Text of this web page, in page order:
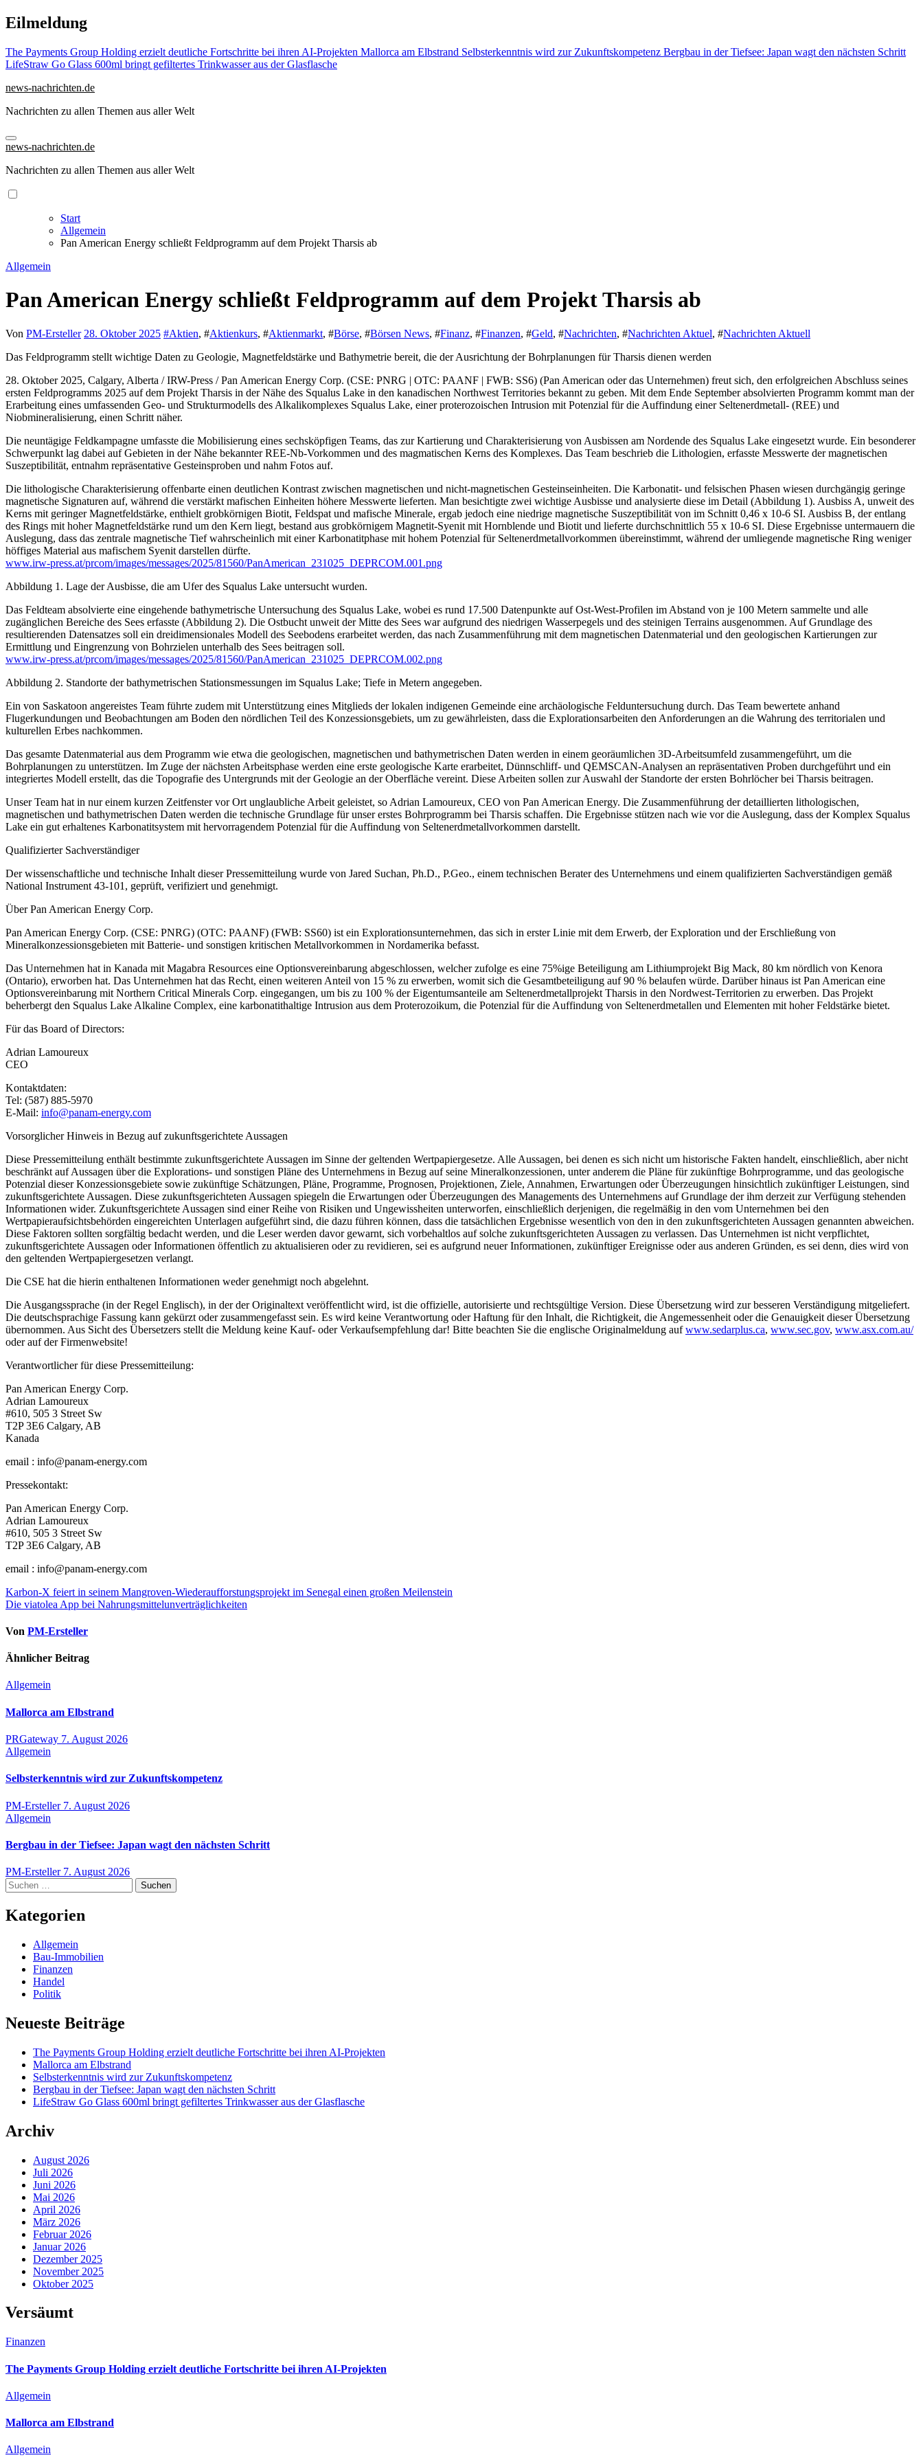
Zu
Inhalten
Eilmeldung
The Payments Group Holding erzielt deutliche Fortschritte bei ihren AI-Projekten Mallorca am Elbstrand Selbsterkenntnis wird zur Zukunftskompetenz Bergbau in der Tiefsee: Japan wagt den nächsten Schritt
LifeStraw Go Glass 600ml bringt gefiltertes Trinkwasser aus der Glasflasche
news-nachrichten.de
Nachrichten zu allen Themen aus aller Welt
news-nachrichten.de
Nachrichten zu allen Themen aus aller Welt
Start
Allgemein
Pan American Energy schließt Feldprogramm auf dem Projekt Tharsis ab
Allgemein
Pan American Energy schließt Feldprogramm auf dem Projekt Tharsis ab
Von PM-Ersteller 28. Oktober 2025 #Aktien, #Aktienkurs, #Aktienmarkt, #Börse, #Börsen News, #Finanz, #Finanzen, #Geld, #Nachrichten, #Nachrichten Aktuel, #Nachrichten Aktuell
Das Feldprogramm stellt wichtige Daten zu Geologie, Magnetfeldstärke und Bathymetrie bereit, die der Ausrichtung der Bohrplanungen für Tharsis dienen werden
28. Oktober 2025, Calgary, Alberta / IRW-Press / Pan American Energy Corp. (CSE: PNRG | OTC: PAANF | FWB: SS6) (Pan American oder das Unternehmen) freut sich, den erfolgreichen Abschluss seines
ersten Feldprogramms 2025 auf dem Projekt Tharsis in der Nähe des Squalus Lake in den kanadischen Northwest Territories bekannt zu geben. Mit dem Ende September absolvierten Programm kommt man der
Erarbeitung eines umfassenden Geo- und Strukturmodells des Alkalikomplexes Squalus Lake, einer proterozoischen Intrusion mit Potenzial für die Auffindung einer Seltenerdmetall- (REE) und
Niobmineralisierung, einen Schritt näher.
Die neuntägige Feldkampagne umfasste die Mobilisierung eines sechsköpfigen Teams, das zur Kartierung und Charakterisierung von Ausbissen am Nordende des Squalus Lake eingesetzt wurde. Ein besonderer
Schwerpunkt lag dabei auf Gebieten in der Nähe bekannter REE-Nb-Vorkommen und des magmatischen Kerns des Komplexes. Das Team beschrieb die Lithologien, erfasste Messwerte der magnetischen
Suszeptibilität, entnahm repräsentative Gesteinsproben und nahm Fotos auf.
Die lithologische Charakterisierung offenbarte einen deutlichen Kontrast zwischen magnetischen und nicht-magnetischen Gesteinseinheiten. Die Karbonatit- und felsischen Phasen wiesen durchgängig geringe
magnetische Signaturen auf, während die verstärkt mafischen Einheiten höhere Messwerte lieferten. Man besichtigte zwei wichtige Ausbisse und analysierte diese im Detail (Abbildung 1). Ausbiss A, unweit des
Kerns mit geringer Magnetfeldstärke, enthielt grobkörnigen Biotit, Feldspat und mafische Minerale, ergab jedoch eine niedrige magnetische Suszeptibilität von im Schnitt 0,46 x 10-6 SI. Ausbiss B, der entlang
des Rings mit hoher Magnetfeldstärke rund um den Kern liegt, bestand aus grobkörnigem Magnetit-Syenit mit Hornblende und Biotit und lieferte durchschnittlich 55 x 10-6 SI. Diese Ergebnisse untermauern die
Auslegung, dass das zentrale magnetische Tief wahrscheinlich mit einer Karbonatitphase mit hohem Potenzial für Seltenerdmetallvorkommen übereinstimmt, während der umliegende magnetische Ring weniger
höffiges Material aus mafischem Syenit darstellen dürfte.
www.irw-press.at/prcom/images/messages/2025/81560/PanAmerican_231025_DEPRCOM.001.png
Abbildung 1. Lage der Ausbisse, die am Ufer des Squalus Lake untersucht wurden.
Das Feldteam absolvierte eine eingehende bathymetrische Untersuchung des Squalus Lake, wobei es rund 17.500 Datenpunkte auf Ost-West-Profilen im Abstand von je 100 Metern sammelte und alle
zugänglichen Bereiche des Sees erfasste (Abbildung 2). Die Ostbucht unweit der Mitte des Sees war aufgrund des niedrigen Wasserpegels und des steinigen Terrains ausgenommen. Auf Grundlage des
resultierenden Datensatzes soll ein dreidimensionales Modell des Seebodens erarbeitet werden, das nach Zusammenführung mit dem magnetischen Datenmaterial und den geologischen Kartierungen zur
Ermittlung und Eingrenzung von Bohrzielen unterhalb des Sees beitragen soll.
www.irw-press.at/prcom/images/messages/2025/81560/PanAmerican_231025_DEPRCOM.002.png
Abbildung 2. Standorte der bathymetrischen Stationsmessungen im Squalus Lake; Tiefe in Metern angegeben.
Ein von Saskatoon angereistes Team führte zudem mit Unterstützung eines Mitglieds der lokalen indigenen Gemeinde eine archäologische Felduntersuchung durch. Das Team bewertete anhand
Flugerkundungen und Beobachtungen am Boden den nördlichen Teil des Konzessionsgebiets, um zu gewährleisten, dass die Explorationsarbeiten den Anforderungen an die Wahrung des territorialen und
kulturellen Erbes nachkommen.
Das gesamte Datenmaterial aus dem Programm wie etwa die geologischen, magnetischen und bathymetrischen Daten werden in einem georäumlichen 3D-Arbeitsumfeld zusammengeführt, um die
Bohrplanungen zu unterstützen. Im Zuge der nächsten Arbeitsphase werden eine erste geologische Karte erarbeitet, Dünnschliff- und QEMSCAN-Analysen an repräsentativen Proben durchgeführt und ein
integriertes Modell erstellt, das die Topografie des Untergrunds mit der Geologie an der Oberfläche vereint. Diese Arbeiten sollen zur Auswahl der Standorte der ersten Bohrlöcher bei Tharsis beitragen.
Unser Team hat in nur einem kurzen Zeitfenster vor Ort unglaubliche Arbeit geleistet, so Adrian Lamoureux, CEO von Pan American Energy. Die Zusammenführung der detaillierten lithologischen,
magnetischen und bathymetrischen Daten werden die technische Grundlage für unser erstes Bohrprogramm bei Tharsis schaffen. Die Ergebnisse stützen nach wie vor die Auslegung, dass der Komplex Squalus
Lake ein gut erhaltenes Karbonatitsystem mit hervorragendem Potenzial für die Auffindung von Seltenerdmetallvorkommen darstellt.
Qualifizierter Sachverständiger
Der wissenschaftliche und technische Inhalt dieser Pressemitteilung wurde von Jared Suchan, Ph.D., P.Geo., einem technischen Berater des Unternehmens und einem qualifizierten Sachverständigen gemäß
National Instrument 43-101, geprüft, verifiziert und genehmigt.
Über Pan American Energy Corp.
Pan American Energy Corp. (CSE: PNRG) (OTC: PAANF) (FWB: SS60) ist ein Explorationsunternehmen, das sich in erster Linie mit dem Erwerb, der Exploration und der Erschließung von
Mineralkonzessionsgebieten mit Batterie- und sonstigen kritischen Metallvorkommen in Nordamerika befasst.
Das Unternehmen hat in Kanada mit Magabra Resources eine Optionsvereinbarung abgeschlossen, welcher zufolge es eine 75%ige Beteiligung am Lithiumprojekt Big Mack, 80 km nördlich von Kenora
(Ontario), erworben hat. Das Unternehmen hat das Recht, einen weiteren Anteil von 15 % zu erwerben, womit sich die Gesamtbeteiligung auf 90 % belaufen würde. Darüber hinaus ist Pan American eine
Optionsvereinbarung mit Northern Critical Minerals Corp. eingegangen, um bis zu 100 % der Eigentumsanteile am Seltenerdmetallprojekt Tharsis in den Nordwest-Territorien zu erwerben. Das Projekt
beherbergt den Squalus Lake Alkaline Complex, eine karbonatithaltige Intrusion aus dem Proterozoikum, die Potenzial für die Auffindung von Seltenerdmetallen und Elementen mit hoher Feldstärke bietet.
Für das Board of Directors:
Adrian Lamoureux
CEO
Kontaktdaten:
Tel: (587) 885-5970
E-Mail: info@panam-energy.com
Vorsorglicher Hinweis in Bezug auf zukunftsgerichtete Aussagen
Diese Pressemitteilung enthält bestimmte zukunftsgerichtete Aussagen im Sinne der geltenden Wertpapiergesetze. Alle Aussagen, bei denen es sich nicht um historische Fakten handelt, einschließlich, aber nicht
beschränkt auf Aussagen über die Explorations- und sonstigen Pläne des Unternehmens in Bezug auf seine Mineralkonzessionen, unter anderem die Pläne für zukünftige Bohrprogramme, und das geologische
Potenzial dieser Konzessionsgebiete sowie zukünftige Schätzungen, Pläne, Programme, Prognosen, Projektionen, Ziele, Annahmen, Erwartungen oder Überzeugungen hinsichtlich zukünftiger Leistungen, sind
zukunftsgerichtete Aussagen. Diese zukunftsgerichteten Aussagen spiegeln die Erwartungen oder Überzeugungen des Managements des Unternehmens auf Grundlage der ihm derzeit zur Verfügung stehenden
Informationen wider. Zukunftsgerichtete Aussagen sind einer Reihe von Risiken und Ungewissheiten unterworfen, einschließlich derjenigen, die regelmäßig in den vom Unternehmen bei den
Wertpapieraufsichtsbehörden eingereichten Unterlagen aufgeführt sind, die dazu führen können, dass die tatsächlichen Ergebnisse wesentlich von den in den zukunftsgerichteten Aussagen genannten abweichen.
Diese Faktoren sollten sorgfältig bedacht werden, und die Leser werden davor gewarnt, sich vorbehaltlos auf solche zukunftsgerichteten Aussagen zu verlassen. Das Unternehmen ist nicht verpflichtet,
zukunftsgerichtete Aussagen oder Informationen öffentlich zu aktualisieren oder zu revidieren, sei es aufgrund neuer Informationen, zukünftiger Ereignisse oder aus anderen Gründen, es sei denn, dies wird von
den geltenden Wertpapiergesetzen verlangt.
Die CSE hat die hierin enthaltenen Informationen weder genehmigt noch abgelehnt.
Die Ausgangssprache (in der Regel Englisch), in der der Originaltext veröffentlicht wird, ist die offizielle, autorisierte und rechtsgültige Version. Diese Übersetzung wird zur besseren Verständigung mitgeliefert.
Die deutschsprachige Fassung kann gekürzt oder zusammengefasst sein. Es wird keine Verantwortung oder Haftung für den Inhalt, die Richtigkeit, die Angemessenheit oder die Genauigkeit dieser Übersetzung
übernommen. Aus Sicht des Übersetzers stellt die Meldung keine Kauf- oder Verkaufsempfehlung dar! Bitte beachten Sie die englische Originalmeldung aufwww.sedarplus.ca, www.sec.gov, www.asx.com.au/
oder auf der Firmenwebsite!
Verantwortlicher für diese Pressemitteilung:
Pan American Energy Corp.
Adrian Lamoureux
#610, 505 3 Street Sw
T2P 3E6 Calgary, AB
Kanada
email : info@panam-energy.com
Pressekontakt:
Pan American Energy Corp.
Adrian Lamoureux
#610, 505 3 Street Sw
T2P 3E6 Calgary, AB
email : info@panam-energy.com
Beitragsnavigation
Karbon-X feiert in seinem Mangroven-Wiederaufforstungsprojekt im Senegal einen großen Meilenstein
Die viatolea App bei Nahrungsmittelunverträglichkeiten
Von PM-Ersteller
Ähnlicher Beitrag
Allgemein
Mallorca am Elbstrand
PRGateway 7. August 2026
Allgemein
Selbsterkenntnis wird zur Zukunftskompetenz
PM-Ersteller 7. August 2026
Allgemein
Bergbau in der Tiefsee: Japan wagt den nächsten Schritt
PM-Ersteller 7. August 2026
Suchen
nach:
Kategorien
Allgemein
Bau-Immobilien
Finanzen
Handel
Politik
Neueste Beiträge
The Payments Group Holding erzielt deutliche Fortschritte bei ihren AI-Projekten
Mallorca am Elbstrand
Selbsterkenntnis wird zur Zukunftskompetenz
Bergbau in der Tiefsee: Japan wagt den nächsten Schritt
LifeStraw Go Glass 600ml bringt gefiltertes Trinkwasser aus der Glasflasche
Archiv
August 2026
Juli 2026
Juni 2026
Mai 2026
April 2026
März 2026
Februar 2026
Januar 2026
Dezember 2025
November 2025
Oktober 2025
Versäumt
Finanzen
The Payments Group Holding erzielt deutliche Fortschritte bei ihren AI-Projekten
Allgemein
Mallorca am Elbstrand
Allgemein